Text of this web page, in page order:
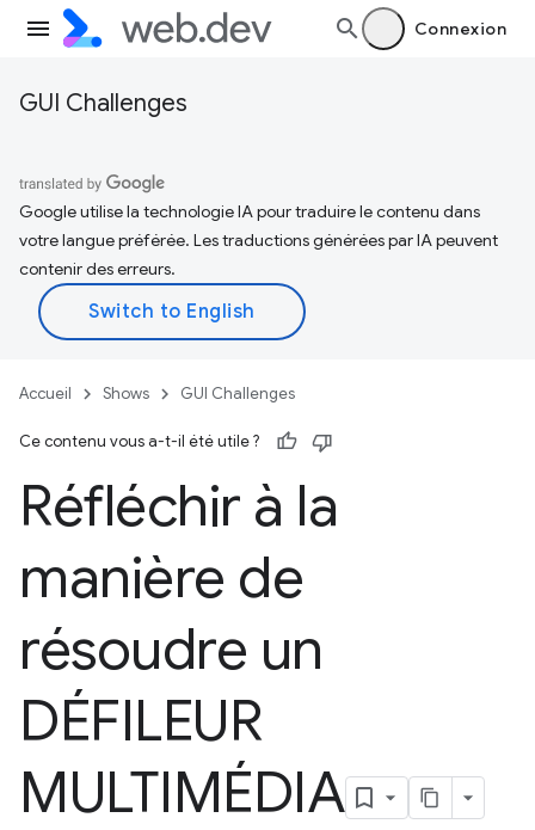
Connexion
GUI Challenges
Google utilise la technologie IA pour traduire le contenu dans
votre langue préférée. Les traductions générées par IA peuvent
contenir des erreurs.
Accueil Shows GUI Challenges
Ce contenu vous a-t-il été utile ?
Réfléchir à la
manière de
résoudre un
DÉFILEUR
MULTIMÉDIA